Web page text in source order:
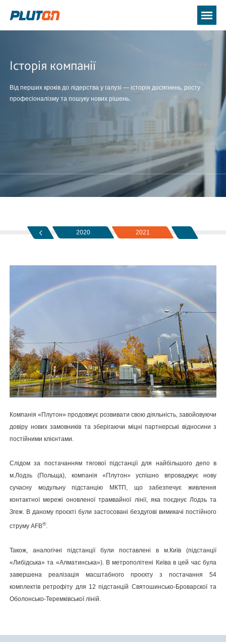
Історія компанії
Від перших кроків до лідерства у галузі — історія досягнень, росту
професіоналізму та пошуку нових рішень.
2019 2020 2021
Компанія «Плутон» продовжує розвивати свою діяльність, завойовуючи
довіру нових замовників та зберігаючи міцні партнерські відносини з
постійними клієнтами.
Слідом за постачанням тягової підстанції для найбільшого депо в
м.Лодзь (Польща), компанія «Плутон» успішно впроваджує нову
сучасну модульну підстанцію МКТП, що забезпечує живлення
контактної мережі оновленої трамвайної лінії, яка поєднує Лодзь та
Згеж. В даному проєкті були застосовані бездугові вимикачі постійного
струму AFB®.
Також, аналогічні підстанції були поставлені в м.Київ (підстанції
«Либідська» та «Алматинська»). В метрополітені Київа в цей час була
завершена реалізація масштабного проєкту з постачання 54
комплектів ретрофіту для 12 підстанцій Святошинсько-Броварскої та
Оболонсько-Теремківської ліній.